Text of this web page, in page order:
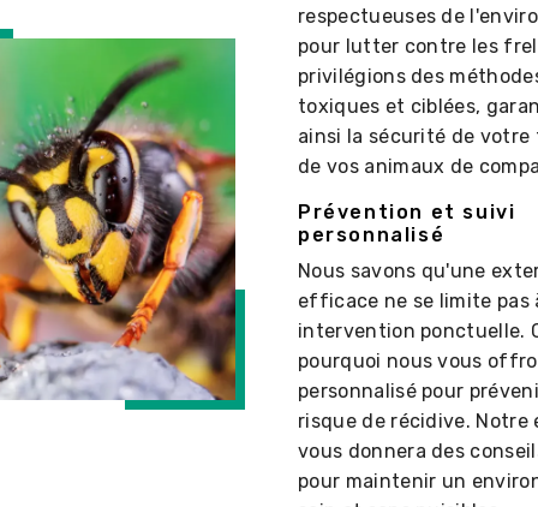
respectueuses de
pour lutter contre les
privilégions des
toxiques et ciblées,
ainsi la sécurité de
de vos animaux de
Prévention et suivi
personnalisé
Nous savons qu'une
efficace ne se limite pas
intervention ponctuelle.
pourquoi nous vous
personnalisé pour
risque de récidive. Notre
vous donnera des
pour maintenir un